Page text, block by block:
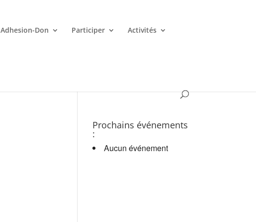
Adhesion-Don Participer Activités
Prochains événements
:
Aucun événement